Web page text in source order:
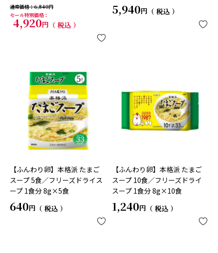
通常価格
6,840
セール特別価格
4,920 税込
5,940 税込
【ふんわり卵】本格派 たまご
スープ 5食／フリーズドライス
ープ 1食分 8g×5食
640 税込
【ふんわり卵】本格派 たまご
スープ 10食／フリーズドライ
スープ 1食分 8g×10食
1,240 税込